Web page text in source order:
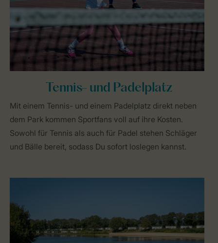
Tennis- und Padelplatz
Mit einem Tennis- und einem Padelplatz direkt neben
dem Park kommen Sportfans voll auf ihre Kosten.
Sowohl für Tennis als auch für Padel stehen Schläger
und Bälle bereit, sodass Du sofort loslegen kannst.